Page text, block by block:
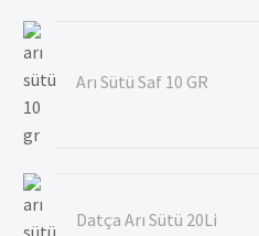
Arı Sütü Saf 10 GR
Datça Arı Sütü 20Li